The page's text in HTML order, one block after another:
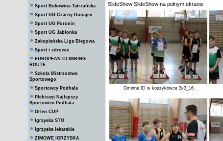
Sport Bukowina Tatrzańska
Sport UG Czarny Dunajec
Sport UG Poronin
Sport UG Jabłonka
Zakopiańska Liga Biegowa
Sport i zdrowie
EUROPEAN CLIMBING
ROUTE
Szkoła Mistrzostwa
Sportowego
Sportowcy Podhala
Plebiscyt Najlepszy
Sportowiec Podhala
Orlen CUP
Igrzyska STO
Igrzyska lekarskie
ZIMOWE IGRZYSKA
SlideShow SlideShow na pełnym ekranie
Gminne ID w koszykówce 3x3_16